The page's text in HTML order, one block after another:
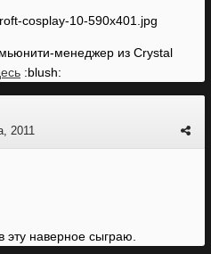
менеджер из Crystal
:blush:
2011
эту наверное сыграю.